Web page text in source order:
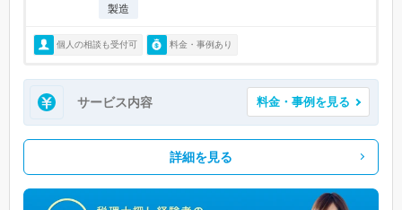
製造
個人の相談も受付可 料金・事例あり
サービス内容 料金・事例を見る
詳細を見る